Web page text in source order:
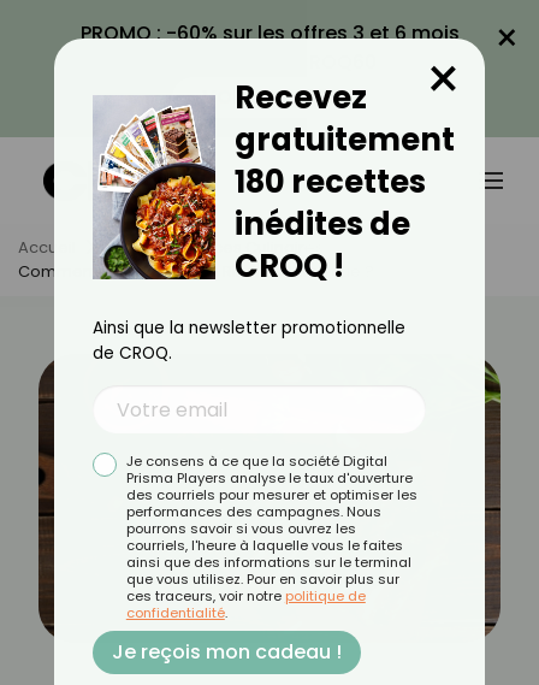
PROMO : -60% sur les offres 3 et 6 mois
VOIR LA PROMO
×
Accueil Actus
Astuces Culinaires
Comment Faire Cuire Des Ribs Au Barbecue ?
Recevez
gratuitement
180 recettes
inédites de
CROQ !
×
Ainsi que la newsletter promotionnelle
de CROQ.
Je consens à ce que la société Digital
Prisma Players analyse le taux d'ouverture
des courriels pour mesurer et optimiser les
performances des campagnes. Nous
pourrons savoir si vous ouvrez les
courriels, l'heure à laquelle vous le faites
ainsi que des informations sur le terminal
que vous utilisez. Pour en savoir plus sur
ces traceurs, voir notre politique de
confidentialité.
Je reçois mon cadeau !